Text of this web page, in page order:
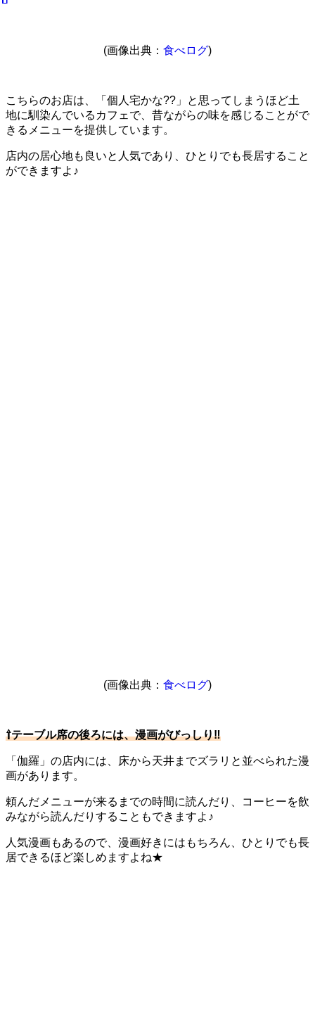
(画像出典： 食べログ)
こちらのお店は、「個人宅かな??」と思ってしまうほど土
地に馴染んでいるカフェで、昔ながらの味を感じることがで
きるメニューを提供しています。
店内の居心地も良いと人気であり、ひとりでも長居すること
ができますよ♪
(画像出典： 食べログ)
⇧テーブル席の後ろには、漫画がびっしり‼
「伽羅」の店内には、床から天井までズラリと並べられた漫
画があります。
頼んだメニューが来るまでの時間に読んだり、コーヒーを飲
みながら読んだりすることもできますよ♪
人気漫画もあるので、漫画好きにはもちろん、ひとりでも長
居できるほど楽しめますよね★